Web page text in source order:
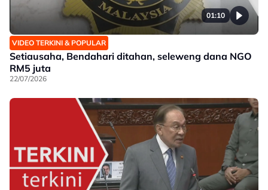
01:10
VIDEO TERKINI & POPULAR
Setiausaha, Bendahari ditahan, seleweng dana NGO
RM5 juta
22/07/2026